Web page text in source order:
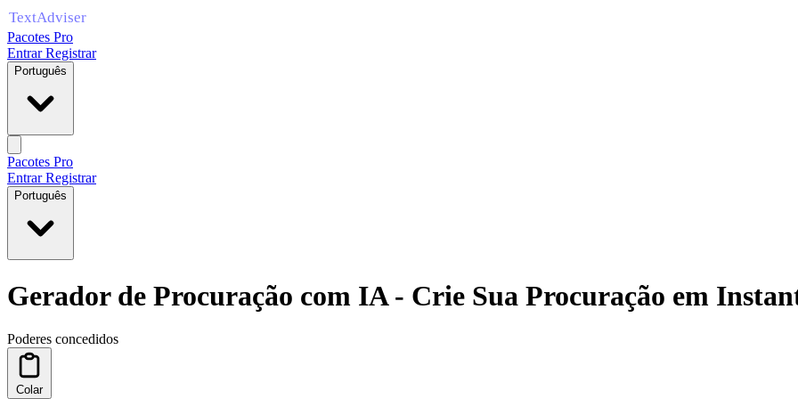
Pacotes Pro
EntrarRegistrar
Português
Pacotes Pro
EntrarRegistrar
Português
Gerador de Procuração com IA - Crie Sua Procuração em
Poderes concedidos
Colar